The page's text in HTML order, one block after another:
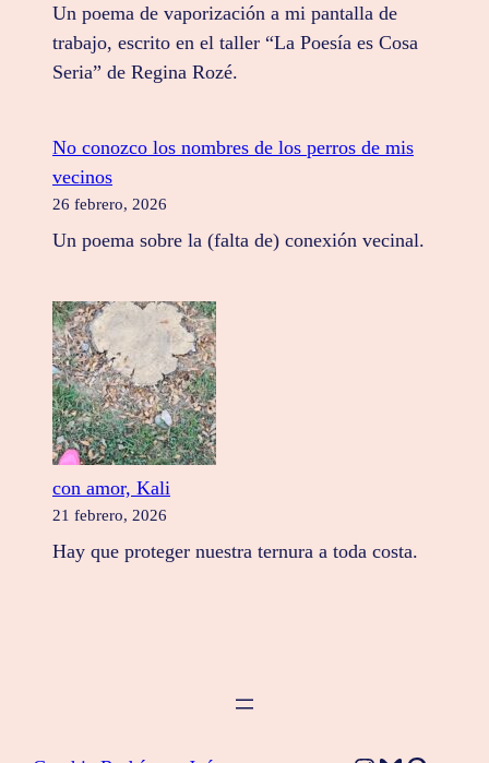
Un poema de vaporización a mi pantalla de
trabajo, escrito en el taller “La Poesía es Cosa
Seria” de Regina Rozé.
No conozco los nombres de los perros de mis
vecinos
26 febrero, 2026
Un poema sobre la (falta de) conexión vecinal.
con amor, Kali
21 febrero, 2026
Hay que proteger nuestra ternura a toda costa.